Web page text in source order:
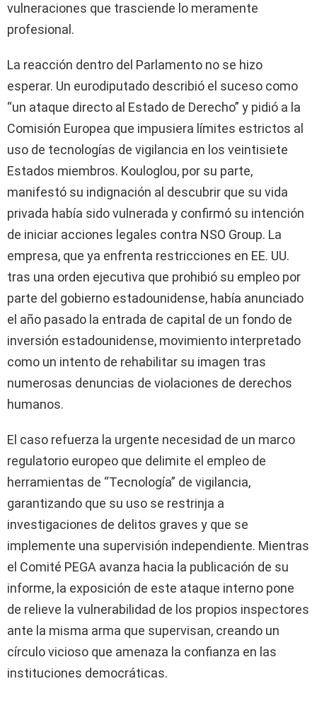
vulneraciones que trasciende lo meramente
profesional.
La reacción dentro del Parlamento no se hizo
esperar. Un eurodiputado describió el suceso como
“un ataque directo al Estado de Derecho” y pidió a la
Comisión Europea que impusiera límites estrictos al
uso de tecnologías de vigilancia en los veintisiete
Estados miembros. Kouloglou, por su parte,
manifestó su indignación al descubrir que su vida
privada había sido vulnerada y confirmó su intención
de iniciar acciones legales contra NSO Group. La
empresa, que ya enfrenta restricciones en EE. UU.
tras una orden ejecutiva que prohibió su empleo por
parte del gobierno estadounidense, había anunciado
el año pasado la entrada de capital de un fondo de
inversión estadounidense, movimiento interpretado
como un intento de rehabilitar su imagen tras
numerosas denuncias de violaciones de derechos
humanos.
El caso refuerza la urgente necesidad de un marco
regulatorio europeo que delimite el empleo de
herramientas de “Tecnología” de vigilancia,
garantizando que su uso se restrinja a
investigaciones de delitos graves y que se
implemente una supervisión independiente. Mientras
el Comité PEGA avanza hacia la publicación de su
informe, la exposición de este ataque interno pone
de relieve la vulnerabilidad de los propios inspectores
ante la misma arma que supervisan, creando un
círculo vicioso que amenaza la confianza en las
instituciones democráticas.